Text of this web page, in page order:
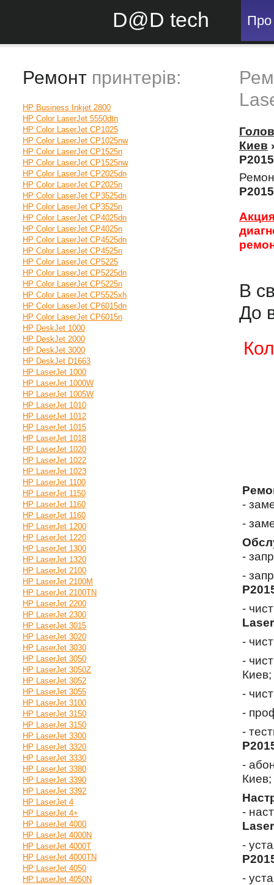
D@D tech Про
Ремонт принтерів:
HP Business Inkjet 2800
HP Color LaserJet 5550dtn
HP Color LaserJet CP1025
HP Color LaserJet CP1025nw
HP Color LaserJet CP1525n
HP Color LaserJet CP1525nw
HP Color LaserJet CP2025dn
HP Color LaserJet CP2025n
HP Color LaserJet CP3525dn
HP Color LaserJet CP3525n
HP Color LaserJet CP4025dn
HP Color LaserJet CP4025n
HP Color LaserJet CP4525dn
HP Color LaserJet CP4525n
HP Color LaserJet CP5225
HP Color LaserJet CP5225dn
HP Color LaserJet CP5225n
HP Color LaserJet CP5525xh
HP Color LaserJet CP6015dn
HP Color LaserJet CP6015n
HP DeskJet 1000
HP DeskJet 2000
HP DeskJet 3000
HP DeskJet D1663
HP LaserJet 1000
HP LaserJet 1000W
HP LaserJet 1005W
HP LaserJet 1010
HP LaserJet 1012
HP LaserJet 1015
HP LaserJet 1018
HP LaserJet 1020
HP LaserJet 1022
HP LaserJet 1023
HP LaserJet 1100
HP LaserJet 1150
HP LaserJet 1160
HP LaserJet 1160
HP LaserJet 1200
HP LaserJet 1220
HP LaserJet 1300
HP LaserJet 1320
HP LaserJet 2100
HP LaserJet 2100M
HP LaserJet 2100TN
HP LaserJet 2200
HP LaserJet 2300
HP LaserJet 3015
HP LaserJet 3020
HP LaserJet 3030
HP LaserJet 3050
HP LaserJet 3050Z
HP LaserJet 3052
HP LaserJet 3055
HP LaserJet 3100
HP LaserJet 3150
HP LaserJet 3150
HP LaserJet 3300
HP LaserJet 3320
HP LaserJet 3330
HP LaserJet 3380
HP LaserJet 3390
HP LaserJet 3392
HP LaserJet 4
HP LaserJet 4+
HP LaserJet 4000
HP LaserJet 4000N
HP LaserJet 4000T
HP LaserJet 4000TN
HP LaserJet 4050
HP LaserJet 4050N
Киев
P2015
P2015
В
До
-
-
-
-
-
-
-
Киев;
-
-
-
-
Киев;
-
-
-